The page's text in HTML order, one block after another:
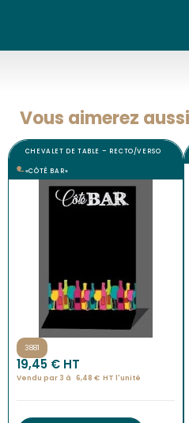
Vous aimerez
CHEVALET DE TABLE – RECTO/VERSO
«CÔTÉ BAR»
3881
19,45 € HT
Vendu par 3 à 6,48 € HT l'unité